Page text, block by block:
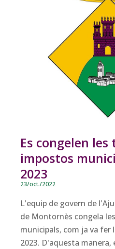
Es congelen les
impostos
2023
23/oct./2022
L'equip de govern de
de Montornès congela
municipals, com ja va fer
2023. D'aquesta manera,